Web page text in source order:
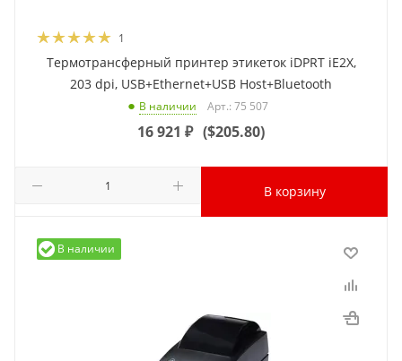
1
Термотрансферный принтер этикеток iDPRT iE2X,
203 dpi, USB+Ethernet+USB Host+Bluetooth
В наличии Арт.: 75 507
16 921 ₽ ($205.80)
В корзину
В наличии